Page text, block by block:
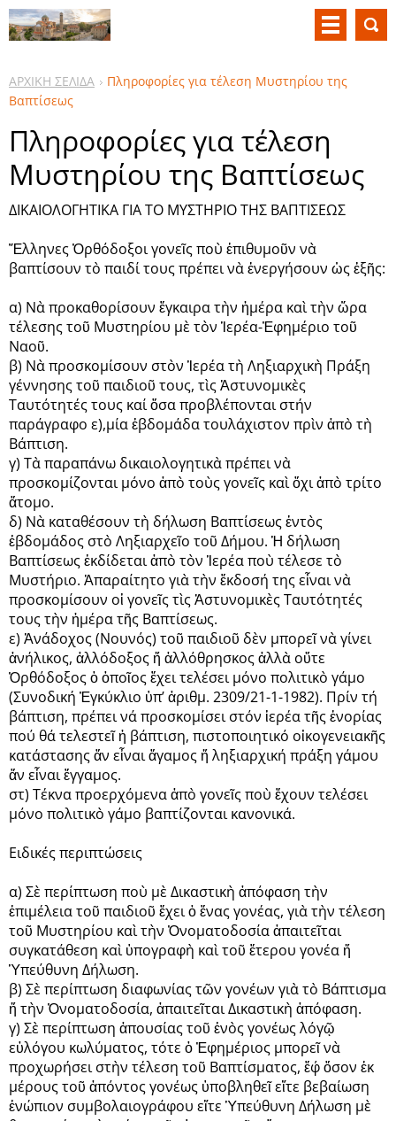
ΑΡΧΙΚΗ ΣΕΛΙΔΑ
Πληροφορίες για τέλεση Μυστηρίου της
Βαπτίσεως
Πληροφορίες για τέλεση
Μυστηρίου της Βαπτίσεως
ΔΙΚΑΙΟΛΟΓΗΤΙΚΑ ΓΙΑ ΤΟ ΜΥΣΤΗΡΙΟ ΤΗΣ ΒΑΠΤΙΣΕΩΣ
Ἕλληνες Ὀρθόδοξοι γονεῖς ποὺ ἐπιθυμοῦν νὰ
βαπτίσουν τὸ παιδί τους πρέπει νὰ ἐνεργήσουν ὡς ἑξῆς:
α) Νὰ προκαθορίσουν ἔγκαιρα τὴν ἡμέρα καὶ τὴν ὥρα
τέλεσης τοῦ Μυστηρίου μὲ τὸν Ἱερέα-Ἐφημέριο τοῦ
Ναοῦ.
β) Νὰ προσκομίσουν στὸν Ἱερέα τὴ Ληξιαρχικὴ Πράξη
γέννησης τοῦ παιδιοῦ τους, τὶς Ἀστυνομικὲς
Ταυτότητές τους καί ὅσα προβλέπονται στήν
παράγραφο ε),μία ἑβδομάδα τουλάχιστον πρὶν ἀπὸ τὴ
Βάπτιση.
γ) Τὰ παραπάνω δικαιολογητικὰ πρέπει νὰ
προσκομίζονται μόνο ἀπὸ τοὺς γονεῖς καὶ ὄχι ἀπὸ τρίτο
ἄτομο.
δ) Νὰ καταθέσουν τὴ δήλωση Βαπτίσεως ἐντὸς
ἑβδομάδος στὸ Ληξιαρχεῖο τοῦ Δήμου. Ἡ δήλωση
Βαπτίσεως ἐκδίδεται ἀπὸ τὸν Ἱερέα ποὺ τέλεσε τὸ
Μυστήριο. Ἀπαραίτητο γιὰ τὴν ἔκδοσή της εἶναι νὰ
προσκομίσουν οἱ γονεῖς τὶς Ἀστυνομικὲς Ταυτότητές
τους τὴν ἡμέρα τῆς Βαπτίσεως.
ε) Ἀνάδοχος (Νουνός) τοῦ παιδιοῦ δὲν μπορεῖ νὰ γίνει
ἀνήλικος, ἀλλόδοξος ἤ ἀλλόθρησκος ἀλλὰ οὔτε
Ὀρθόδοξος ὁ ὁποῖος ἔχει τελέσει μόνο πολιτικὸ γάμο
(Συνοδική Ἐγκύκλιο ὑπ’ ἀριθμ. 2309/21-1-1982). Πρίν τή
βάπτιση, πρέπει νά προσκομίσει στόν ἱερέα τῆς ἐνορίας
πού θά τελεστεῖ ἡ βάπτιση, πιστοποιητικό οἰκογενειακῆς
κατάστασης ἄν εἶναι ἄγαμος ἤ ληξιαρχική πράξη γάμου
ἄν εἶναι ἔγγαμος.
στ) Τέκνα προερχόμενα ἀπὸ γονεῖς ποὺ ἔχουν τελέσει
μόνο πολιτικὸ γάμο βαπτίζονται κανονικά.
Ειδικές περιπτώσεις
α) Σὲ περίπτωση ποὺ μὲ Δικαστικὴ ἀπόφαση τὴν
ἐπιμέλεια τοῦ παιδιοῦ ἔχει ὁ ἕνας γονέας, γιὰ τὴν τέλεση
τοῦ Μυστηρίου καὶ τὴν Ὀνοματοδοσία ἀπαιτεῖται
συγκατάθεση καὶ ὑπογραφὴ καὶ τοῦ ἕτερου γονέα ἤ
Ὑπεύθυνη Δήλωση.
β) Σὲ περίπτωση διαφωνίας τῶν γονέων γιὰ τὸ Βάπτισμα
ἤ τὴν Ὀνοματοδοσία, ἀπαιτεῖται Δικαστικὴ ἀπόφαση.
γ) Σὲ περίπτωση ἀπουσίας τοῦ ἑνὸς γονέως λόγῷ
εὐλόγου κωλύματος, τότε ὁ Ἐφημέριος μπορεῖ νὰ
προχωρήσει στὴν τέλεση τοῦ Βαπτίσματος, ἔφ΄ ὅσον ἐκ
μέρους τοῦ ἀπόντος γονέως ὑποβληθεῖ εἴτε βεβαίωση
ἐνώπιον συμβολαιογράφου εἴτε Ὑπεύθυνη Δήλωση μὲ